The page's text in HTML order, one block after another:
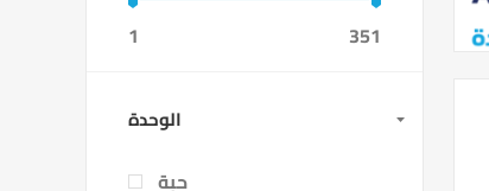
1 351
الوحدة
حبة